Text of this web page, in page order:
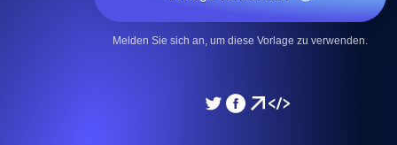
Melden Sie sich an, um diese Vorlage zu verwenden.